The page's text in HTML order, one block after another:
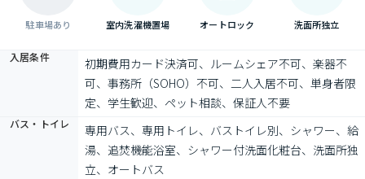
駐車場あり 室内洗濯機置場 オートロック 洗面所独立
入居条件
初期費用カード決済可、ルームシェア不可、楽器不
可、事務所（SOHO）不可、二人入居不可、単身者限
定、学生歓迎、ペット相談、保証人不要
バス・トイレ
専用バス、専用トイレ、バストイレ別、シャワー、給
湯、追焚機能浴室、シャワー付洗面化粧台、洗面所独
立、オートバス